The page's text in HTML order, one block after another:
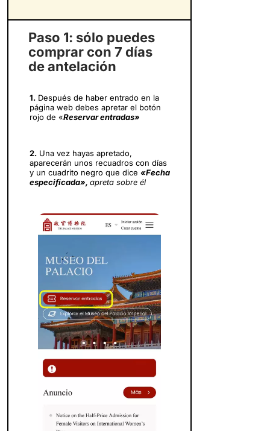
Paso 1: sólo puedes
comprar con 7 días
de antelación
1.Después de haber entrado en la
página web debes apretar el botón
rojo de «Reservar entradas»
2.Una vez hayas apretado,
aparecerán unos recuadros con días
y un cuadrito negro que dice «Fecha
especificada», apreta sobre él